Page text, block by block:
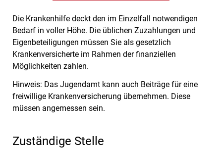
Die Krankenhilfe deckt den im Einzelfall notwendigen
Bedarf in voller Höhe. Die üblichen Zuzahlungen und
Eigenbeteiligungen müssen Sie als gesetzlich
Krankenversicherte im Rahmen der finanziellen
Möglichkeiten zahlen.
Hinweis: Das Jugendamt kann auch Beiträge für eine
freiwillige Krankenversicherung übernehmen. Diese
müssen angemessen sein.
Zuständige Stelle